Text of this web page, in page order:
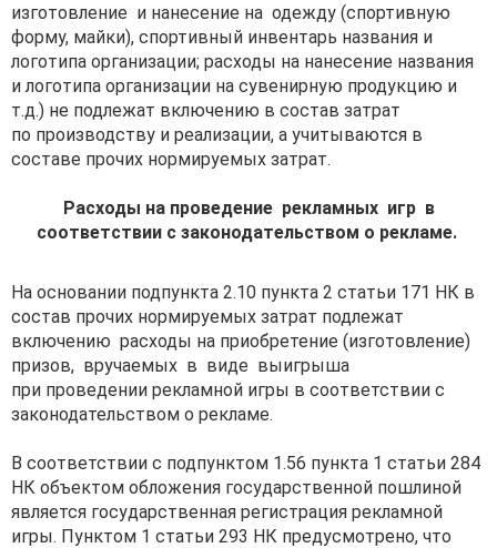
изготовление и нанесение на одежду (спортивную
форму, майки), спортивный инвентарь названия и
логотипа организации; расходы на нанесение названия
и логотипа организации на сувенирную продукцию и
т.д.) не подлежат включению в состав затрат
по производству и реализации, а учитываются в
составе прочих нормируемых затрат.
Расходы на проведение рекламных игр в
соответствии с законодательством о рекламе.
На основании подпункта 2.10 пункта 2 статьи 171 НК в
состав прочих нормируемых затрат подлежат
включению расходы на приобретение (изготовление)
призов, вручаемых в виде выигрыша
при проведении рекламной игры в соответствии с
законодательством о рекламе.
В соответствии с подпунктом 1.56 пункта 1 статьи 284
НК объектом обложения государственной пошлиной
является государственная регистрация рекламной
игры. Пунктом 1 статьи 293 НК предусмотрено, что